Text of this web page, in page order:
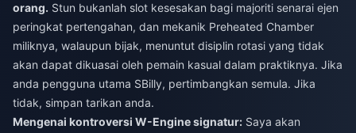
orang. Stun bukanlah slot kesesakan bagi majoriti senarai ejen
peringkat pertengahan, dan mekanik Preheated Chamber
miliknya, walaupun bijak, menuntut disiplin rotasi yang tidak
akan dapat dikuasai oleh pemain kasual dalam praktiknya. Jika
anda pengguna utama SBilly, pertimbangkan semula. Jika
tidak, simpan tarikan anda.
Mengenai kontroversi W-Engine signatur: Saya akan